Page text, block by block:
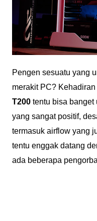
Pengen sesuatu yang
merakit PC?
T200 tentu bisa banget
yang sangat positif,
termasuk airflow yang
tentu enggak datang
ada beberapa